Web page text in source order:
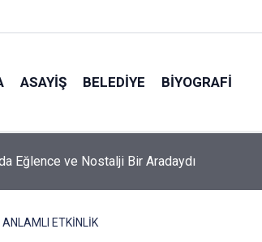
ASAYIŞ BELEDIYE BIYOGRAFI
Eğlence ve Nostalji Bir Aradaydı
ANLAMLI ETKİNLİK